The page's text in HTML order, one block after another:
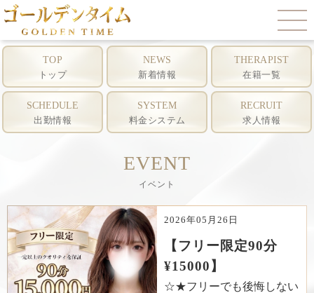
イベント
TOP
トップ
NEWS
新着情報
THERAPIST
在籍一覧
SCHEDULE
出勤情報
SYSTEM
料金システム
RECRUIT
求人情報
EVENT
イベント
2026年05月26日
【フリー限定90分
¥15000】
☆★フリーでも後悔しない